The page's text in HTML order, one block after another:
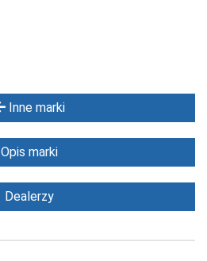
Inne marki
Opis marki
Dealerzy